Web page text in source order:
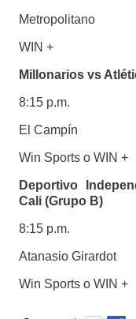
Metropolitano
WIN +
Millonarios vs
8:15 p.m.
El Campín
Win Sports o WIN +
Deportivo
Cali (Grupo B)
8:15 p.m.
Atanasio Girardot
Win Sports o WIN +